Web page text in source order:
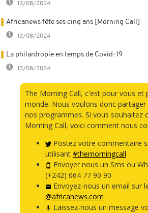
13/08/2024
Africanews fête ses cinq ans [Morning Call]
13/08/2024
La philantropie en temps de Covid-19
13/08/2024
The Morning Call, c'est pour vous et
monde. Nous voulons donc
nos programmes. Si vous souhaitez
Morning Call, voici comment nous
Postez votre commentaire
utilisant #themorningcall
Envoyer nous un Sms ou
(+242) 064 77 90 90
Envoyez-nous un email sur
@africanews.com
Laissez-nous un message